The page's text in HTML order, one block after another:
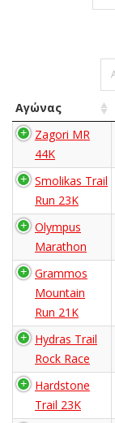
Αγώνας
Zagori MR
44K
Smolikas Trail
Run 23K
Olympus
Marathon
Grammos
Mountain
Run 21K
Hydras Trail
Rock Race
Hardstone
Trail 23K